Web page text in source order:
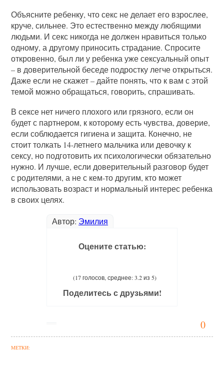
0
Объясните ребенку, что секс не делает его взрослее,
круче, сильнее. Это естественно между любящими
людьми. И секс никогда не должен нравиться только
одному, а другому приносить страдание. Спросите
откровенно, был ли у ребенка уже сексуальный опыт
– в доверительной беседе подростку легче открыться.
Даже если не скажет – дайте понять, что к вам с этой
темой можно обращаться, говорить, спрашивать.
В сексе нет ничего плохого или грязного, если он
будет с партнером, к которому есть чувства, доверие,
если соблюдается гигиена и защита. Конечно, не
стоит толкать 14-летнего мальчика или девочку к
сексу, но подготовить их психологически обязательно
нужно. И лучше, если доверительный разговор будет
с родителями, а не с кем-то другим, кто может
использовать возраст и нормальный интерес ребенка
в своих целях.
Автор: Эмилия
Оцените статью:
(17 голосов, среднее: 3.2 из 5)
Поделитесь с друзьями!
МЕТКИ: